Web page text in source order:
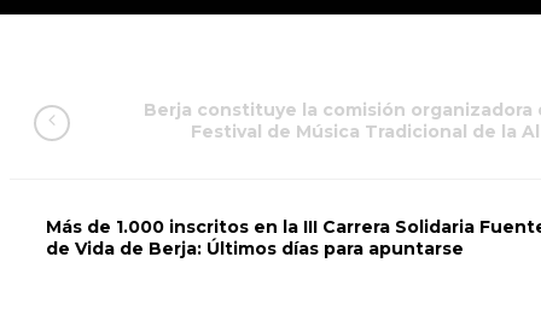
Berja constituye la comisión organizadora
Festival de Música Tradicional de la
Más de 1.000 inscritos en la III Carrera Solidaria
de Vida de Berja: Últimos días para apuntarse